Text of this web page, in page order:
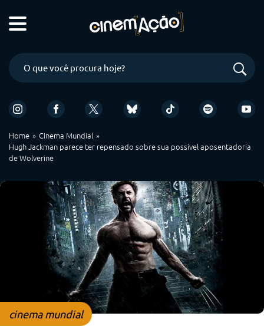
Home
Cinema Mundial
Hugh Jackman parece ter repensado sobre sua possível aposentadoria
de Wolverine
cinema mundial